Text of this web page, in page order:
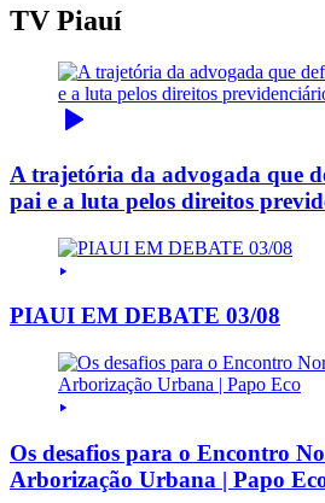
TV Piauí
A trajetória da advogada que
pai e a luta pelos direitos
PIAUI EM DEBATE 03/08
Os desafios para o Encontro
Arborização Urbana | Papo